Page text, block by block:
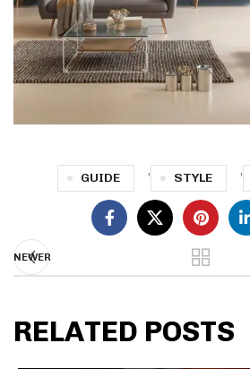
GUIDE , STYLE ,
NEWER
RELATED POSTS